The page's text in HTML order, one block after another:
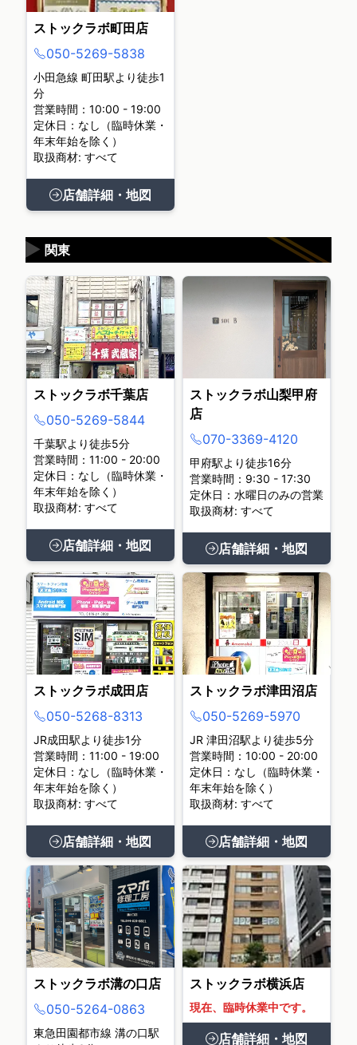
ストックラボ町田店
050-5269-5838
小田急線 町田駅より徒歩1
分
営業時間：10:00 - 19:00
定休日：なし（臨時休業・
年末年始を除く）
取扱商材: すべて
店舗詳細・地図
関東
▶
ストックラボ千葉店
050-5269-5844
千葉駅より徒歩5分
営業時間：11:00 - 20:00
定休日：なし（臨時休業・
年末年始を除く）
取扱商材: すべて
店舗詳細・地図
ストックラボ山梨甲府
店
070-3369-4120
甲府駅より徒歩16分
営業時間：9:30 - 17:30
定休日：水曜日のみの営業
取扱商材: すべて
店舗詳細・地図
ストックラボ成田店
050-5268-8313
JR成田駅より徒歩1分
営業時間：11:00 - 19:00
定休日：なし（臨時休業・
年末年始を除く）
取扱商材: すべて
店舗詳細・地図
ストックラボ津田沼店
050-5269-5970
JR 津田沼駅より徒歩5分
営業時間：10:00 - 20:00
定休日：なし（臨時休業・
年末年始を除く）
取扱商材: すべて
店舗詳細・地図
ストックラボ溝の口店
050-5264-0863
東急田園都市線 溝の口駅
ストックラボ横浜店
現在、臨時休業中です。
店舗詳細・地図